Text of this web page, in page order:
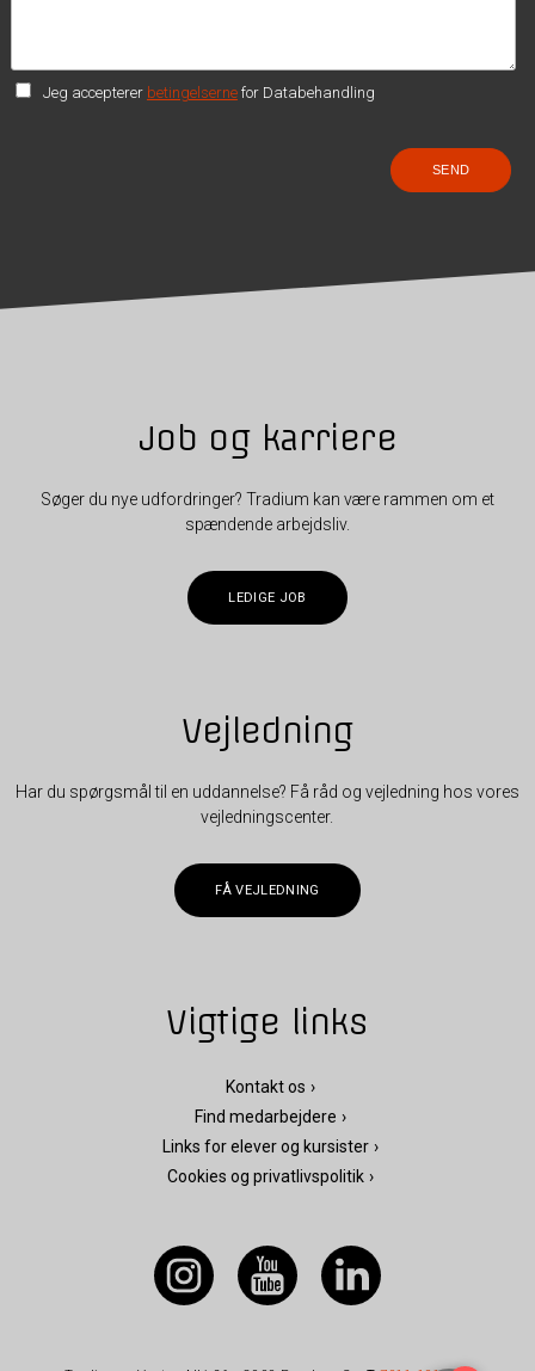
Jeg accepterer betingelsernefor Databehandling
Job og karriere
Søger du nye udfordringer? Tradium kan være rammen om et
spændende arbejdsliv.
LEDIGE JOB
Vejledning
Har du spørgsmål til en uddannelse? Få råd og vejledning hos vores
vejledningscenter.
FÅ VEJLEDNING
Vigtige links
Kontakt os
Find medarbejdere
Links for elever og kursister
Cookies og privatlivspolitik